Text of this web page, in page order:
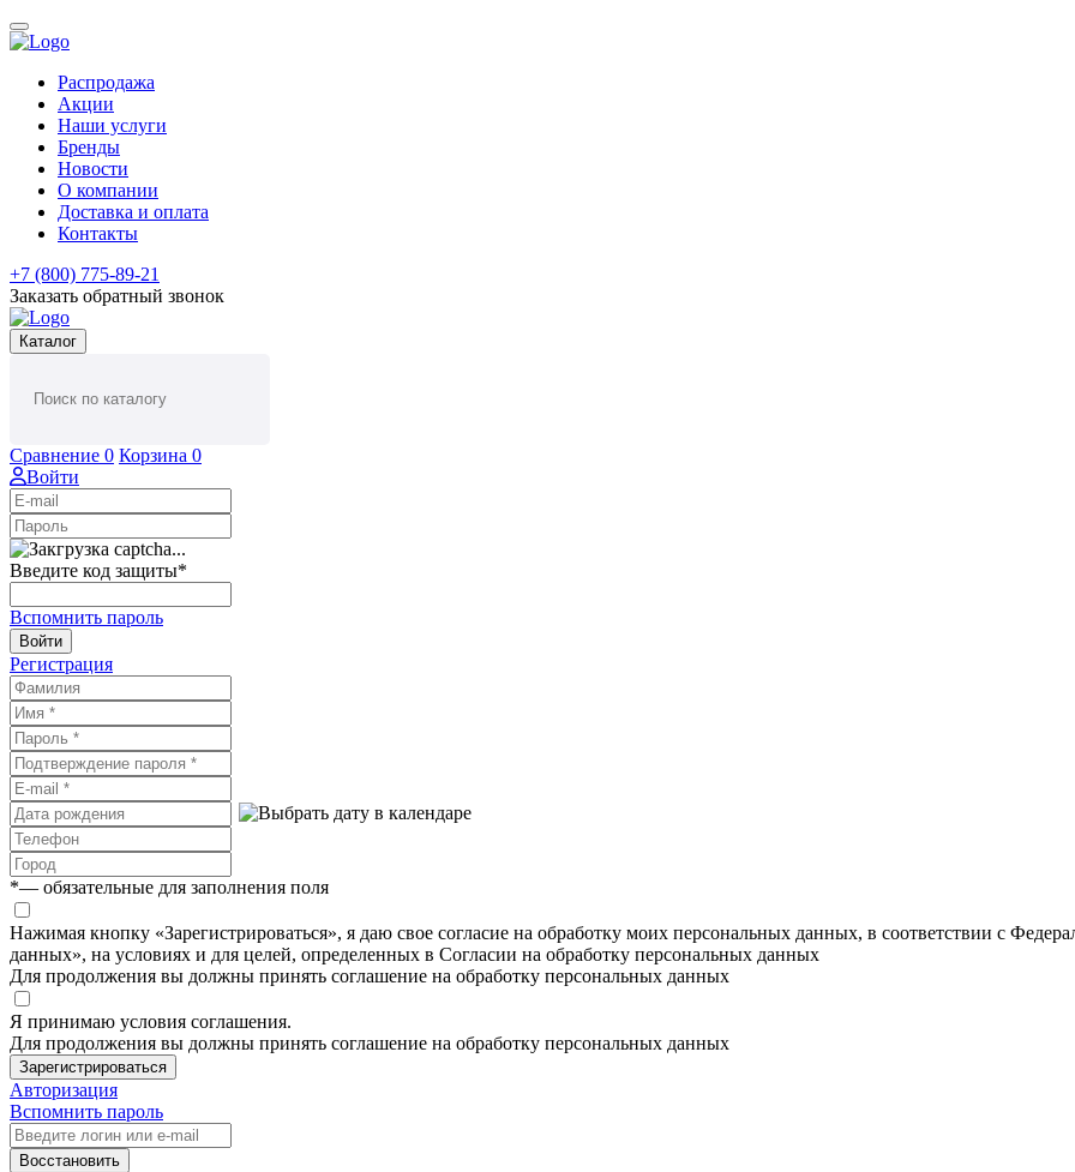
Распродажа
Акции
Наши услуги
Бренды
Новости
О компании
Доставка и оплата
Контакты
+7 (800) 775-89-21
Заказать обратный звонок
Каталог
Сравнение 0 Корзина 0
Войти
Введите код защиты*
Вспомнить пароль
Войти
Регистрация
*— обязательные для заполнения поля
Нажимая кнопку «Зарегистрироваться», я даю свое согласие на обработку моих персональных данных, в соответствии с
данных», на условиях и для целей, определенных в Согласии на обработку персональных данных
Для продолжения вы должны принять соглашение на обработку персональных данных
Я принимаю условия соглашения.
Для продолжения вы должны принять соглашение на обработку персональных данных
Зарегистрироваться
Авторизация
Вспомнить пароль
Восстановить